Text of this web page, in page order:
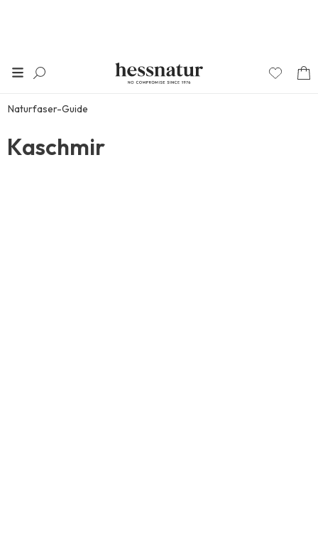
Naturfaser-Guide
Kaschmir